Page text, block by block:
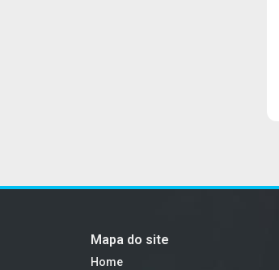
Mapa do site
Home